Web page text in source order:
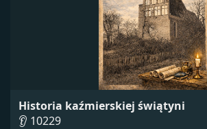
Historia kaźmierskiej świątyni
👂 10229